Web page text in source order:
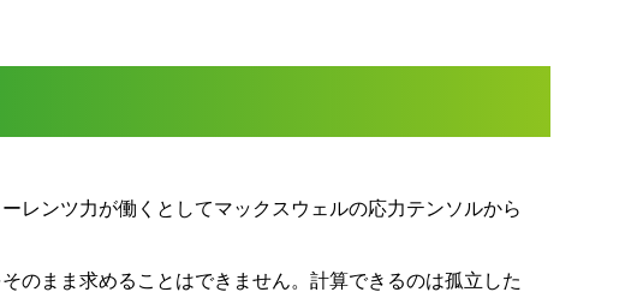
レンツ力が働くとしてマックスウェルの応力テンソルから
のまま求めることはできません。計算できるのは孤立した